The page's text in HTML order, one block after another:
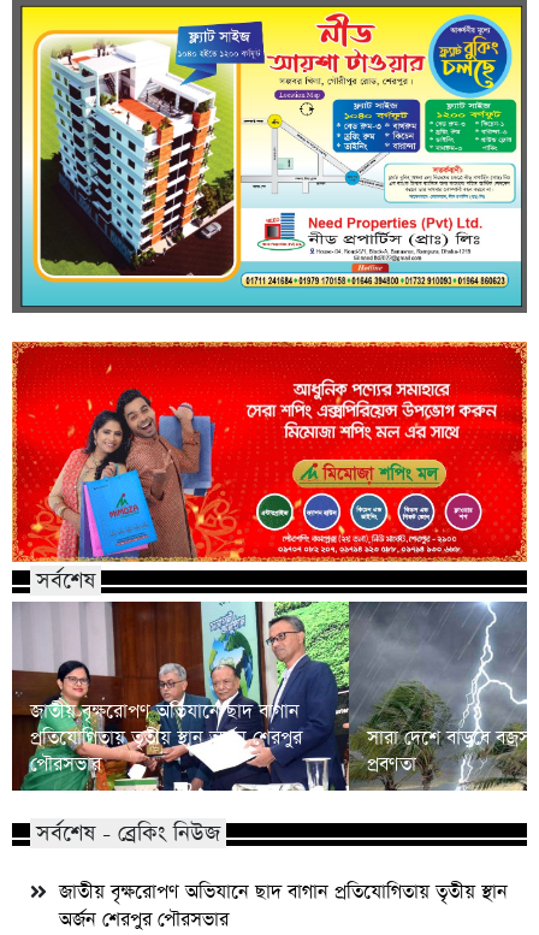
সর্বশেষ
জাতীয় বৃক্ষরোপণ অভিযানে ছাদ বাগান
প্রতিযোগিতায় তৃতীয় স্থান অর্জন শেরপুর
পৌরসভার
সারা দেশে বাড়বে
প্রবণতা
সর্বশেষ - ব্রেকিং নিউজ
জাতীয় বৃক্ষরোপণ অভিযানে ছাদ বাগান প্রতিযোগিতায় তৃতীয় স্থান
অর্জন শেরপুর পৌরসভার